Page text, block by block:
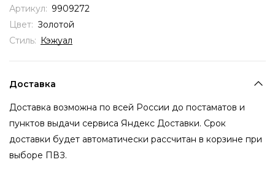
Артикул: 9909272
Цвет: Золотой
Стиль: Кэжуал
Доставка
Доставка возможна по всей России до постаматов и
пунктов выдачи сервиса Яндекс Доставки. Срок
доставки будет автоматически рассчитан в корзине при
выборе ПВЗ.